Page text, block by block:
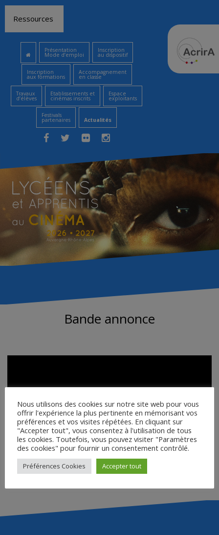
contenu
Ressources
Présentation
Mode d’emploi
Inscription
au dispositif
Inscription
aux formations
Accompagnement
en classe
Travaux
d’élèves
Etablissements et
cinémas inscrits
Espace
exploitants
Festivals
partenaires Actualités
Bande annonce
Nous utilisons des cookies sur notre site web pour vous
offrir l'expérience la plus pertinente en mémorisant vos
préférences et vos visites répétées. En cliquant sur
"Accepter tout", vous consentez à l'utilisation de tous
les cookies. Toutefois, vous pouvez visiter "Paramètres
des cookies" pour fournir un consentement contrôlé.
Préférences Cookies Accepter tout